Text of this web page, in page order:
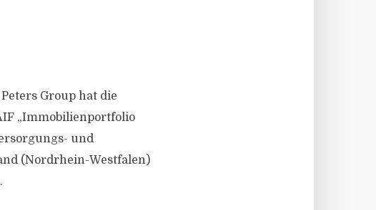
Group hat die
„Immobilienportfolio
und
(Nordrhein-Westfalen)